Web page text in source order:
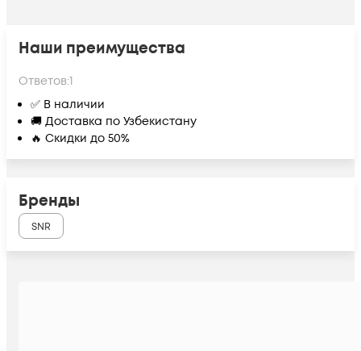
Наши преимущества
Ответов:1
✅ В наличии
🚚 Доставка по Узбекистану
🔥 Скидки до 50%
Бренды
SNR